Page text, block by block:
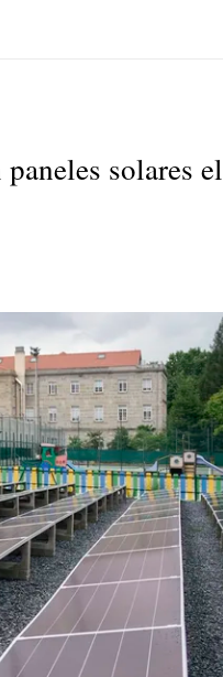
solares el